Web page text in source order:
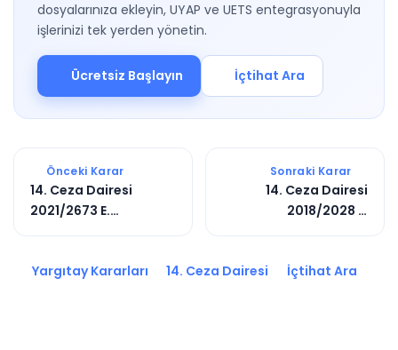
dosyalarınıza ekleyin, UYAP ve UETS entegrasyonuyla
işlerinizi tek yerden yönetin.
Ücretsiz Başlayın İçtihat Ara
Önceki Karar
14. Ceza Dairesi
2021/2673 E.
Sonraki Karar
14. Ceza Dairesi
2018/2028 E.
Yargıtay Kararları 14. Ceza Dairesi İçtihat Ara